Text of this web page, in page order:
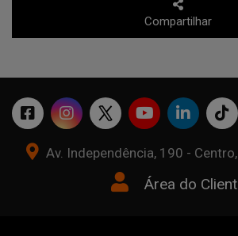
Compartilhar
Av. Independência, 190 -
Área do